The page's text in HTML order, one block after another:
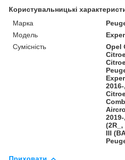
Користувальницькі
Марка
Модель
Сумісність
Opel
III
Приховати